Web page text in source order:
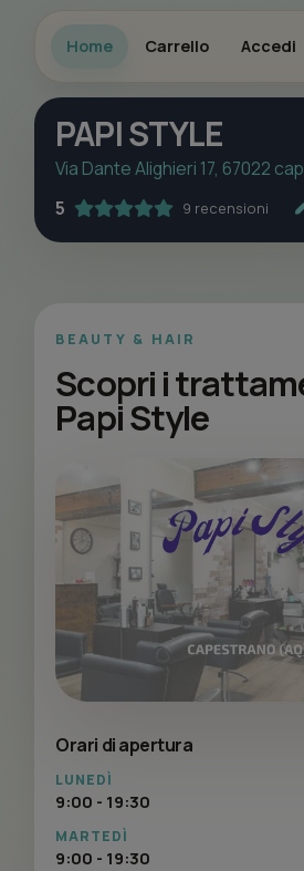
Home Carrello Accedi
PAPI STYLE
Via Dante Alighieri 17, 67022
5
9 recensioni
BEAUTY & HAIR
Scopri i
Papi Style
Orari di apertura
LUNEDÌ
9:00 - 19:30
MARTEDÌ
9:00 - 19:30